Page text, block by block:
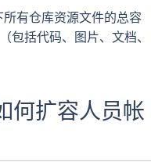
有仓库资源文件的总容
包括代码、图片、文档、
何扩容人员帐